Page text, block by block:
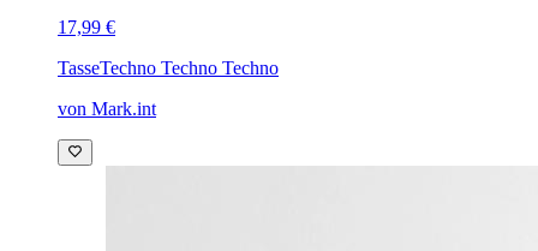
17,99 €
TasseTechno Techno Techno
von Mark.int